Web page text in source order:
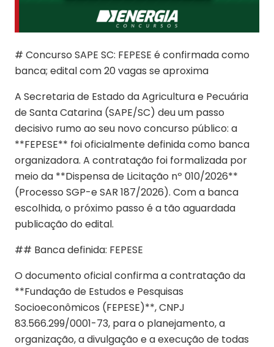
# Concurso SAPE SC: FEPESE é confirmada como
banca; edital com 20 vagas se aproxima
A Secretaria de Estado da Agricultura e Pecuária
de Santa Catarina (SAPE/SC) deu um passo
decisivo rumo ao seu novo concurso público: a
**FEPESE** foi oficialmente definida como banca
organizadora. A contratação foi formalizada por
meio da **Dispensa de Licitação nº 010/2026**
(Processo SGP-e SAR 187/2026). Com a banca
escolhida, o próximo passo é a tão aguardada
publicação do edital.
## Banca definida: FEPESE
O documento oficial confirma a contratação da
**Fundação de Estudos e Pesquisas
Socioeconômicos (FEPESE)**, CNPJ
83.566.299/0001-73, para o planejamento, a
organização, a divulgação e a execução de todas